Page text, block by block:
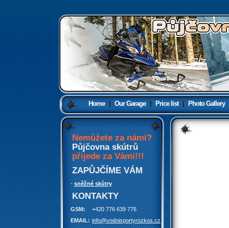
Nemůžete za námi?
Půjčovna skútrů
přijede za Vámi!!!
ZAPŮJČÍME VÁM
-sněžné skůtry
KONTAKTY
GSM:
+420 776 639 776
EMAIL: info@vodnisportyrozkos.cz
Home | Our Garage | Price list | Photo Gallery